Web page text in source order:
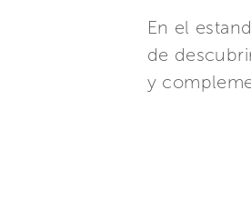
En el
de
y